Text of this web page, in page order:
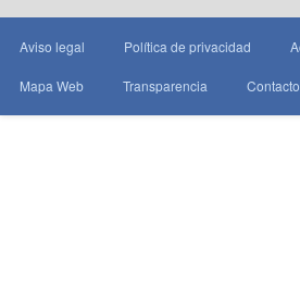
Aviso legal Política de privacidad
Mapa Web Transparencia Contacto